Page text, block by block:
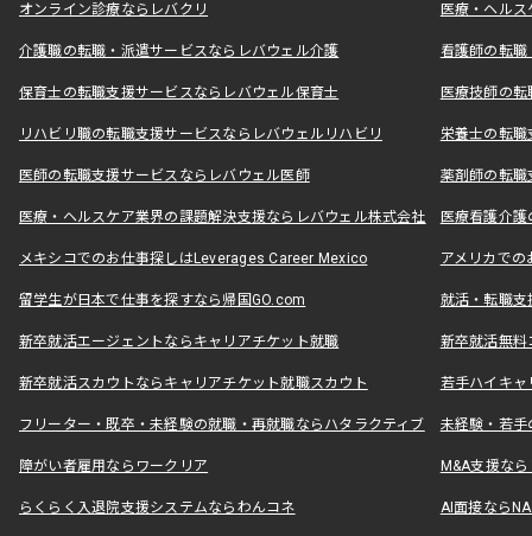
オンライン診療ならレバクリ 医療・ヘル
介護職の転職・派遣サービスならレバウェル介護 看護師の転
保育士の転職支援サービスならレバウェル保育士 医療技師の
リハビリ職の転職支援サービスならレバウェルリハビリ 栄養士の転
医師の転職支援サービスならレバウェル医師 薬剤師の転
医療・ヘルスケア業界の課題解決支援ならレバウェル株式会社 医療看護介
メキシコでのお仕事探しはLeverages Career Mexico アメリカで
留学生が日本で仕事を探すなら帰国GO.com 就活・転職
新卒就活エージェントならキャリアチケット就職 新卒就活無料
新卒就活スカウトならキャリアチケット就職スカウト 若手ハイキ
フリーター・既卒・未経験の就職・再就職ならハタラクティブ 未経験・若手
障がい者雇用ならワークリア M&A支援な
らくらく入退院支援システムならわんコネ AI面接なら